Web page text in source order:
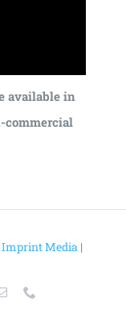
available in
commercial
Imprint Media |